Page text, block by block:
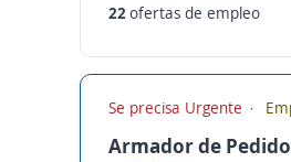
22ofertas de empleo
Se precisa Urgente
Armador de